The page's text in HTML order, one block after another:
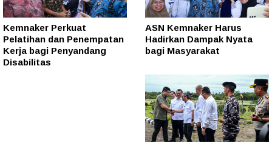
Kemnaker Perkuat
Pelatihan dan Penempatan
Kerja bagi Penyandang
Disabilitas
ASN Kemnaker Harus
Hadirkan Dampak Nyata
bagi Masyarakat